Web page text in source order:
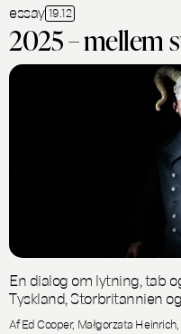
essay 19.12
2025 – mellem
En dialog om lytning, tab
Tyskland, Storbritannien
Af Ed Cooper, Małgorzata